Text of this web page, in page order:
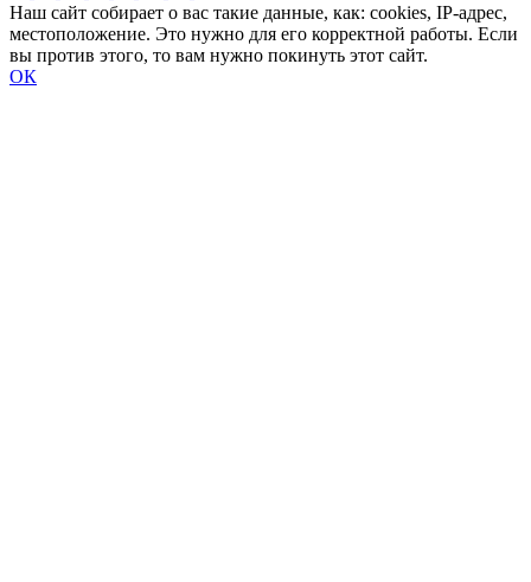
Наш сайт собирает о вас такие данные, как: cookies, IP-адрес,
местоположение. Это нужно для его корректной работы. Если
вы против этого, то вам нужно покинуть этот сайт.
ОК